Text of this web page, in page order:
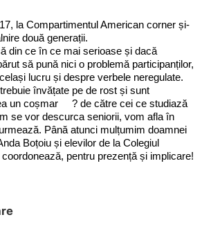
la Compartimentul American corner și-
două generații.
din ce în ce mai serioase și dacă
să pună nici o problemă participanților,
lucru și despre verbele neregulate.
învățate pe de rost și sunt
un coșmar
? de către cei ce studiază
se vor descurca seniorii, vom afla în
Până atunci mulțumim doamnei
Boțoiu și elevilor de la Colegiul
pentru prezență și implicare!